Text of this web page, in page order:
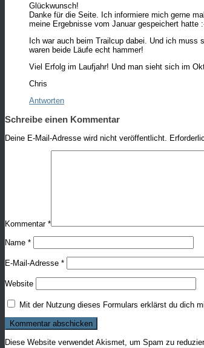
Glückwunsch!
Danke für die Seite. Ich informiere mich gerne
meine Ergebnisse vom Januar gespeichert hatte
Ich war auch beim Trailcup dabei. Und ich
waren beide Läufe echt hammer!
Viel Erfolg im Laufjahr! Und man sieht sich im
Chris
Antworten
Schreibe einen Kommentar
Deine E-Mail-Adresse wird nicht veröffentlicht.
Kommentar *
Name *
E-Mail-Adresse *
Website
Mit der Nutzung dieses Formulars erklärst du dich
Diese Website verwendet Akismet, um Spam zu